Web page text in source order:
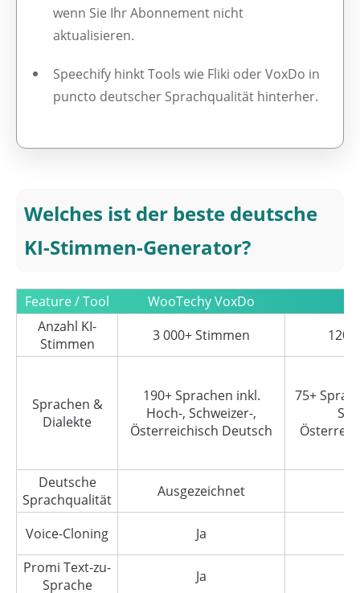
wenn Sie Ihr Abonnement nicht
aktualisieren.
Speechify hinkt Tools wie Fliki oder VoxDo in
puncto deutscher Sprachqualität hinterher.
Welches ist der beste deutsche
KI-Stimmen-Generator?
Feature / Tool WooTechy VoxDo
Anzahl KI-
Stimmen
3 000+ Stimmen
Sprachen &
Dialekte
190+ Sprachen inkl.
Hoch-, Schweizer-,
Österreichisch Deutsch
75+
Deutsche
Sprachqualität
Ausgezeichnet
Voice-Cloning
Ja
Promi Text-zu-
Sprache
Ja